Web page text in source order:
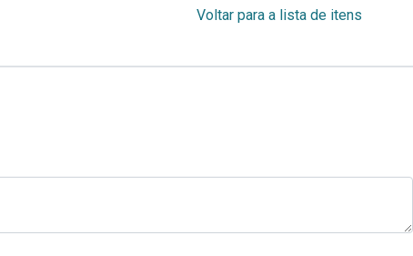
Voltar para a lista de itens